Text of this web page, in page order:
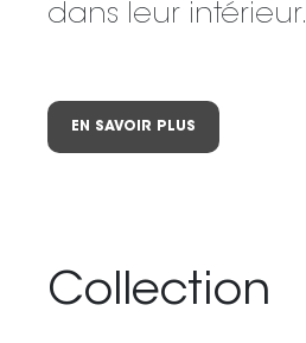
dans leur intérieur.
EN SAVOIR PLUS
Collection